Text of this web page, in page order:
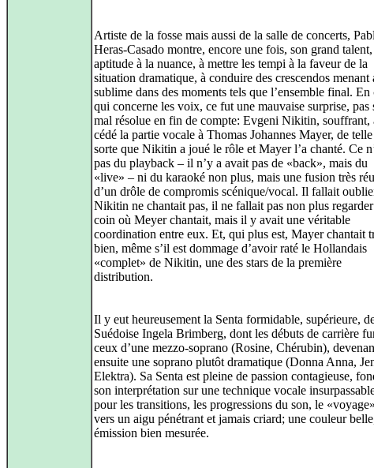
Artiste de la fosse mais aussi de la salle de concerts,
Heras-Casado montre, encore une fois, son grand talent,
aptitude à la nuance, à mettre les tempi à la faveur de la
situation dramatique, à conduire des crescendos menant
sublime dans des moments tels que l’ensemble final. En
qui concerne les voix, ce fut une mauvaise surprise, pas
mal résolue en fin de compte: Evgeni Nikitin, souffrant,
cédé la partie vocale à Thomas Johannes Mayer, de telle
sorte que Nikitin a joué le rôle et Mayer l’a chanté. Ce
pas du playback – il n’y a avait pas de «back», mais du
«live» – ni du karaoké non plus, mais une fusion très
d’un drôle de compromis scénique/vocal. Il fallait
Nikitin ne chantait pas, il ne fallait pas non plus
coin où Meyer chantait, mais il y avait une véritable
coordination entre eux. Et, qui plus est, Mayer chantait
bien, même s’il est dommage d’avoir raté le Hollandais
«complet» de Nikitin, une des stars de la première
distribution.
Il y eut heureusement la Senta formidable, supérieure,
Suédoise Ingela Brimberg, dont les débuts de carrière
ceux d’une mezzo-soprano (Rosine, Chérubin),
ensuite une soprano plutôt dramatique (Donna Anna,
Elektra). Sa Senta est pleine de passion contagieuse,
son interprétation sur une technique vocale
pour les transitions, les progressions du son, le «voyage»
vers un aigu pénétrant et jamais criard; une couleur
émission bien mesurée.